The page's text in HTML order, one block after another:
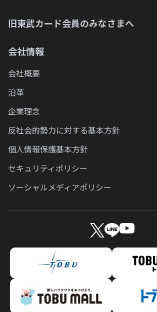
旧東武カード会員のみなさまへ
会社情報
会社概要
沿革
企業理念
反社会的勢力に対する基本方針
個人情報保護基本方針
セキュリティポリシー
ソーシャルメディアポリシー